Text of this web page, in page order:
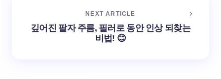
NEXT ARTICLE
깊어진 팔자 주름, 필러로 동안 인상 되찾는
비법! 😊